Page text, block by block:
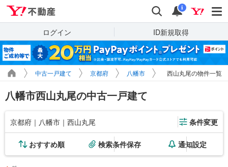
検索 通知
i
ログイン ID新規取得
中古一戸建て 京都府 八幡市 西山丸尾の物件一覧
八幡市西山丸尾の中古一戸建て
京都府｜八幡市｜西山丸尾 条件変更
おすすめ順 検索条件保存 通知設定